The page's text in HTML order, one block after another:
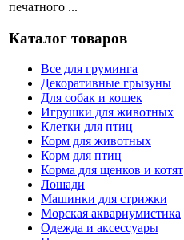
печатного ...
Каталог товаров
Все для груминга
Декоративные грызуны
Для собак и кошек
Игрушки для животных
Клетки для птиц
Корм для животных
Корм для птиц
Корма для щенков и котят
Лошади
Машинки для стрижки
Морская аквариумистика
Одежда и аксессуары